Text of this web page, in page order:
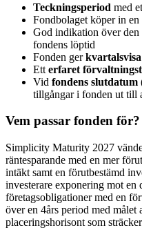
Teckningsperiod med
Fondbolaget köper in en
God indikation över den
fondens löptid
Fonden ger
Ett erfaret
Vid fondens slutdatum
tillgångar i fonden ut till
Vem passar fonden för?
Simplicity Maturity 2027
räntesparande med en mer
intäkt samt en förutbestämd
investerare exponering mot
företagsobligationer med en
över en 4års period med målet
placeringshorisont som